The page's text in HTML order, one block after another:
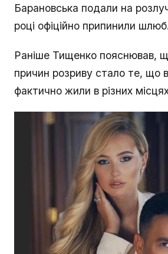
Барановська подали на
році офіційно припинили шлюб.
Раніше Тищенко пояснював,
причин розриву стало те, що
фактично жили в різних